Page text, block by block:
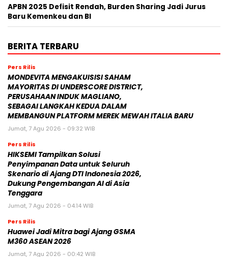
Dari LPS ke Kemenkeu, Purbaya Yudhi Sadewa Siap
Menjawab Tantangan Fiskal
APBN 2025 Defisit Rendah, Burden Sharing Jadi Jurus
BERITA TERBARU
Pers Rilis
MONDEVITA MENGAKUISISI SAHAM
MAYORITAS DI UNDERSCORE DISTRICT,
PERUSAHAAN INDUK MAGLIANO,
SEBAGAI LANGKAH KEDUA DALAM
MEMBANGUN PLATFORM MEREK MEWAH ITALIA BARU
Jumat, 7 Agu 2026 - 09:32 WIB
Pers Rilis
HIKSEMI Tampilkan Solusi
Penyimpanan Data untuk Seluruh
Skenario di Ajang DTI Indonesia 2026,
Dukung Pengembangan AI di Asia
Tenggara